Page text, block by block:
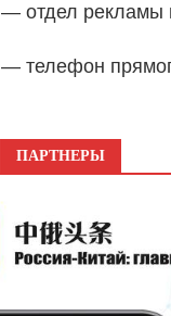
— отдел рекламы
— телефон
ПАРТНЕРЫ